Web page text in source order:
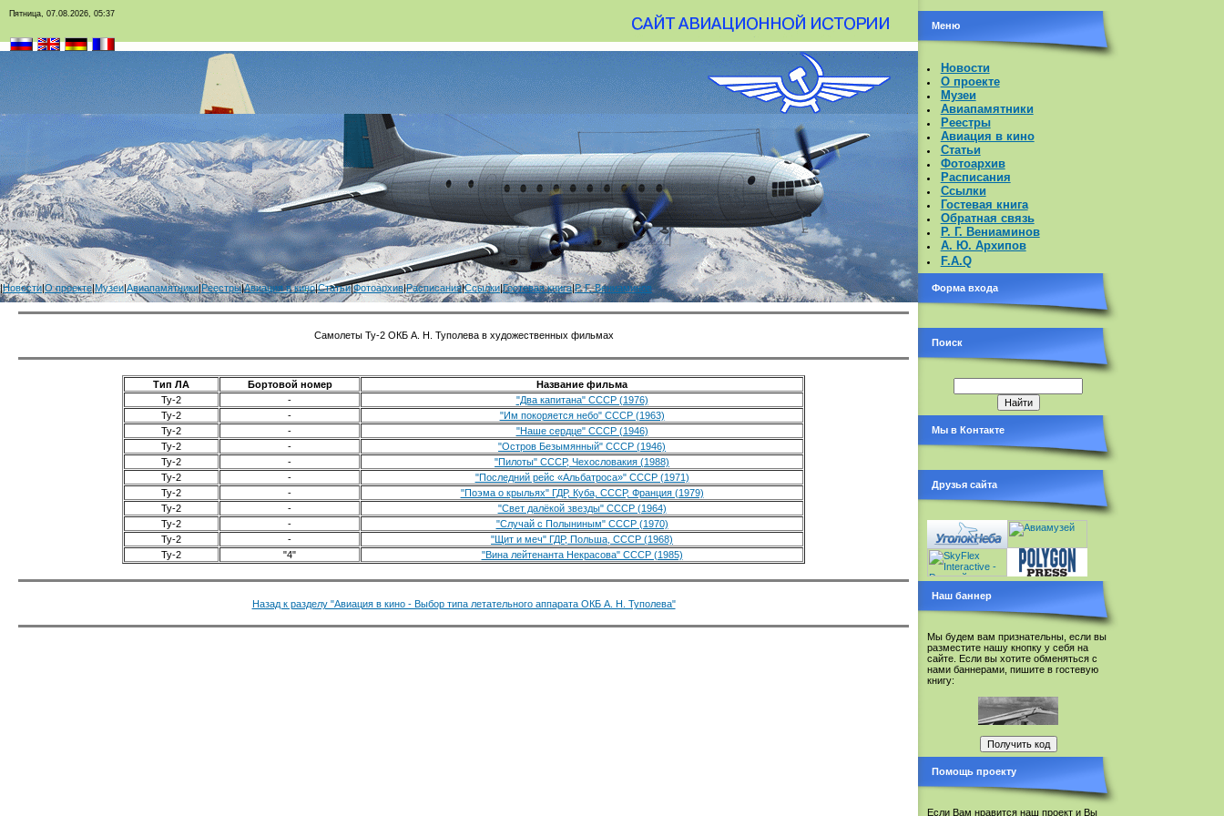
Пятница, 07.08.2026, 05:37
|Новости|О проекте|Музеи|Авиапамятники|Реестры|Авиация в кино|Статьи|Фотоархив|Расписания|Ссылки|Гостевая книга|Р. Г. Вениаминов
Самолеты Ту-2 ОКБ А. Н. Туполева в художественных фильмах
Тип ЛА Бортовой номер
Название фильма
Ту-2
-
"Два капитана" СССР (1976)
Ту-2
-
"Им покоряется небо" СССР (1963)
Ту-2
-
"Наше сердце" СССР (1946)
Ту-2
-
"Остров Безымянный" СССР (1946)
Ту-2
-
"Пилоты" СССР, Чехословакия (1988)
Ту-2
-
"Последний рейс «Альбатроса»" СССР (1971)
Ту-2
-
"Поэма о крыльях" ГДР, Куба, СССР, Франция (1979)
Ту-2
-
"Свет далёкой звезды" СССР (1964)
Ту-2
-
"Случай с Полыниным" СССР (1970)
Ту-2
-
"Щит и меч" ГДР, Польша, СССР (1968)
Ту-2
"4" "Вина лейтенанта Некрасова" СССР (1985)
Назад к разделу "Авиация в кино - Выбор типа летательного аппарата ОКБ А. Н. Туполева"
Меню
Новости
О проекте
Музеи
Авиапамятники
Реестры
Авиация в кино
Статьи
Фотоархив
Расписания
Ссылки
Гостевая книга
Обратная связь
Р. Г. Вениаминов
А. Ю. Архипов
F.A.Q
Форма входа
Поиск
Мы в Контакте
Друзья сайта
Наш баннер
Мы будем вам признательны, если вы
разместите нашу кнопку у себя на
сайте. Если вы хотите обменяться с
нами баннерами, пишите в гостевую
книгу:
Помощь проекту
Если Вам нравится наш проект и Вы